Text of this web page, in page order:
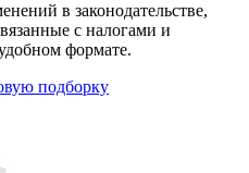
в законодательстве,
с налогами и
формате.
подборку